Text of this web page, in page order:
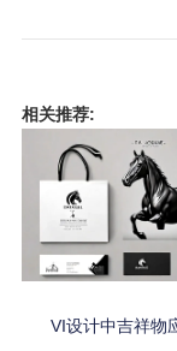
相关推荐:
VI设计中吉祥物